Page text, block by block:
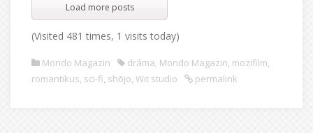
Load more posts
(Visited 481 times, 1 visits today)
Mondo Magazin dráma, Mondo Magazin, mozifilm,
romantikus, sci-fi, shōjo, Wit studio permalink